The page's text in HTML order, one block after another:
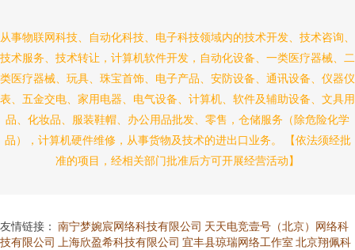
从事物联网科技、自动化科技、电子科技领域内的技术开发、技术咨询、
技术服务、技术转让，计算机软件开发，自动化设备、一类医疗器械、二
类医疗器械、玩具、珠宝首饰、电子产品、安防设备、通讯设备、仪器仪
表、五金交电、家用电器、电气设备、计算机、软件及辅助设备、文具用
品、化妆品、服装鞋帽、办公用品批发、零售，仓储服务（除危险化学
品），计算机硬件维修，从事货物及技术的进出口业务。 【依法须经批
准的项目，经相关部门批准后方可开展经营活动】
友情链接： 南宁梦婉宸网络科技有限公司 天天电竞壹号（北京）网络科
技有限公司
上海欣盈希科技有限公司 宜丰县琼瑞网络工作室 北京翔佩科